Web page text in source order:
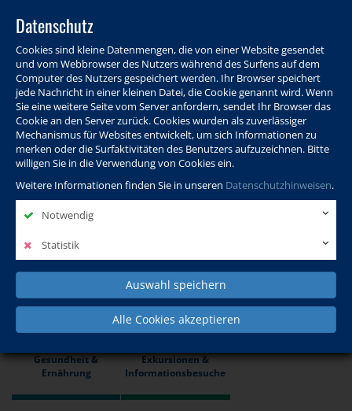
Datenschutz
Cookies sind kleine Datenmengen, die von einer Website gesendet
und vom Webbrowser des Nutzers während des Surfens auf dem
Computer des Nutzers gespeichert werden. Ihr Browser speichert
jede Nachricht in einer kleinen Datei, die Cookie genannt wird. Wenn
Sie eine weitere Seite vom Server anfordern, sendet Ihr Browser das
Cookie an den Server zurück. Cookies wurden als zuverlässiger
Mechanismus für Websites entwickelt, um sich Informationen zu
merken oder die Surfaktivitäten des Benutzers aufzuzeichnen. Bitte
willigen Sie in die Verwendung von Cookies ein.
Weitere Informationen finden Sie in unseren Datenschutzhinweisen.
Notwendig
Statistik
Auswahl speichern
Alle Cookies akzeptieren
Programm Info & Service Aktuelles Warenkorb Login
Ansprechpersonen Kontakt Sitemap
Politik, Wissenschaft &
Internationales
Beruf, IT & Digitales
Gesundheit &
Ernährung
Exkursionen &
Informationsbesuche